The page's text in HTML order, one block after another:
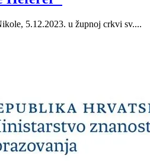
5.12.2023. u župnoj crkvi sv....